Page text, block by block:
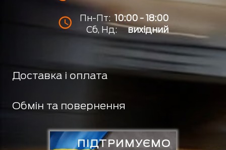
Пн-Пт: 10:00 - 18:00
Сб, Нд:
вихідний
Доставка і оплата
Обмін та повернення
ПІДТРИМУЄМО